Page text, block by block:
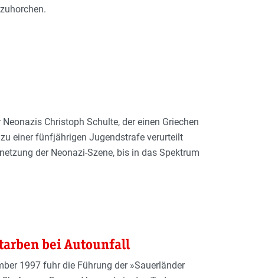
Christoph Schulte, der einen Griechen
einer fünfjährigen Jugendstrafe verurteilt
der Neonazi-Szene, bis in das Spektrum
bei Autounfall
1997 fuhr die Führung der »Sauerländer